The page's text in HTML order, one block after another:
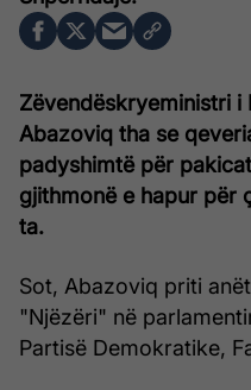
Zëvendëskryeministri i
Abazoviq tha se
padyshimtë për
gjithmonë e hapur për
ta.
Sot, Abazoviq priti
"Njëzëri" në
Partisë Demokratike,